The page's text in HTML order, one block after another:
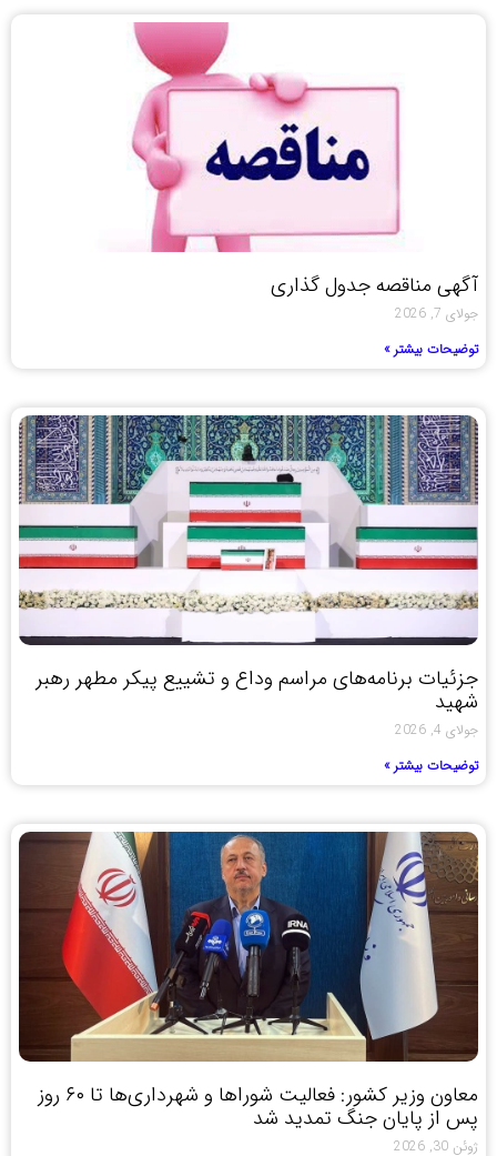
آگهی مناقصه جدول گذاری
جولای 7, 2026
توضیحات بیشتر »
جزئیات برنامه‌های مراسم وداع و تشییع پیکر مطهر رهبر
شهید
جولای 4, 2026
توضیحات بیشتر »
معاون وزیر کشور: فعالیت شوراها و شهرداری‌ها تا ۶۰ روز
پس از پایان جنگ تمدید شد
ژوئن 30, 2026